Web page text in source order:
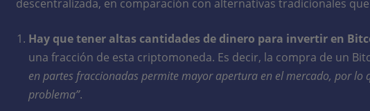
descentralizada, en comparación con alternativas tradicionales
Hay que tener altas cantidades de dinero para invertir en
una fracción de esta criptomoneda. Es decir, la compra de un
en partes fraccionadas permite mayor apertura en el mercado, por
problema”.